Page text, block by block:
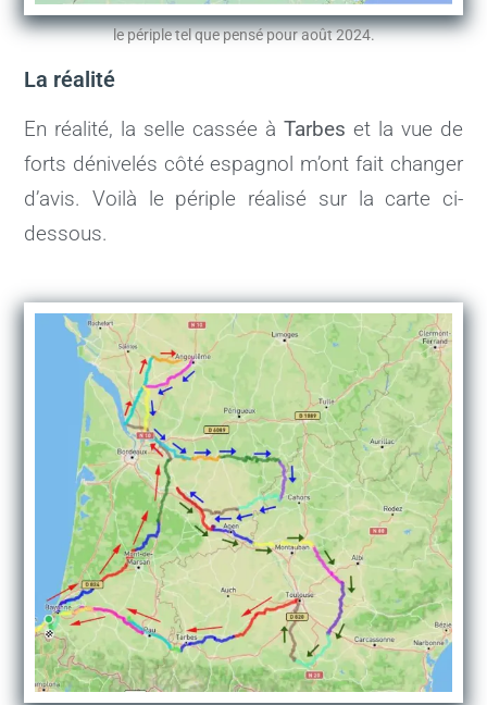
le périple tel que pensé pour août 2024.
La réalité
En réalité, la selle cassée à Tarbes et la vue de
forts dénivelés côté espagnol m’ont fait changer
d’avis. Voilà le périple réalisé sur la carte ci-
dessous.